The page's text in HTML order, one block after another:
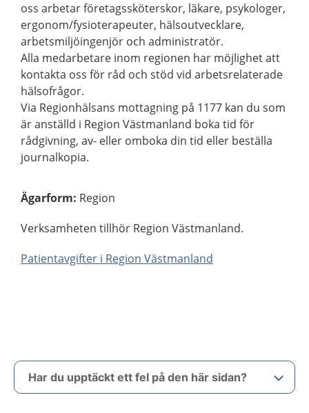
oss arbetar företagssköterskor, läkare, psykologer,
ergonom/fysioterapeuter, hälsoutvecklare,
arbetsmiljöingenjör och administratör.
Alla medarbetare inom regionen har möjlighet att
kontakta oss för råd och stöd vid arbetsrelaterade
hälsofrågor.
Via Regionhälsans mottagning på 1177 kan du som
är anställd i Region Västmanland boka tid för
rådgivning, av- eller omboka din tid eller beställa
journalkopia.
Ägarform: Region
Verksamheten tillhör Region Västmanland.
Patientavgifter i Region Västmanland
Har du upptäckt ett fel på den här sidan?